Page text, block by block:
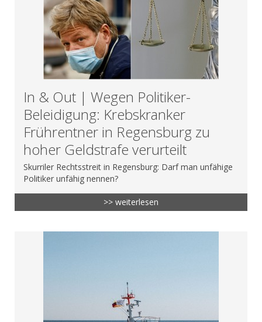
In & Out | Wegen Politiker-
Beleidigung: Krebskranker
Frührentner in Regensburg zu
hoher Geldstrafe verurteilt
Skurriler Rechtsstreit in Regensburg: Darf man unfähige
Politiker unfähig nennen?
>> weiterlesen